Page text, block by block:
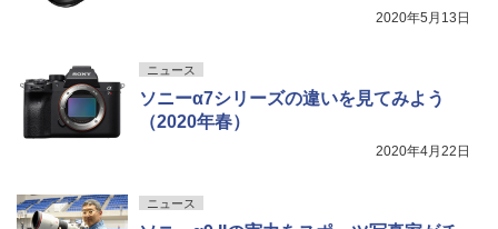
2020年5月13日
ニュース
ソニーα7シリーズの違いを見てみよう
（2020年春）
2020年4月22日
ニュース